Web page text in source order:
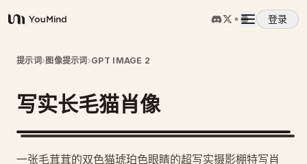
YouMind
登录
概览
使用案例
提示词› 图像提示词 ›GPT IMAGE 2
写实长毛猫肖像
一张毛茸茸的双色猫琥珀色眼睛的超写实摄影棚特写肖